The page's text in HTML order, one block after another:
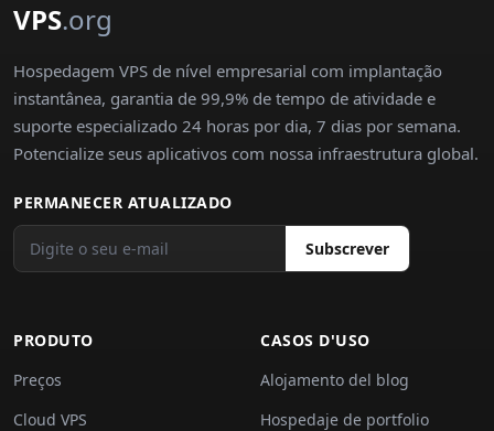
VPS.org
Hospedagem VPS de nível empresarial com implantação
instantânea, garantia de 99,9% de tempo de atividade e
suporte especializado 24 horas por dia, 7 dias por semana.
Potencialize seus aplicativos com nossa infraestrutura global.
PERMANECER ATUALIZADO
Subscrever
PRODUTO
Preços
Cloud VPS
CASOS D'USO
Alojamento del blog
Hospedaje de portfolio